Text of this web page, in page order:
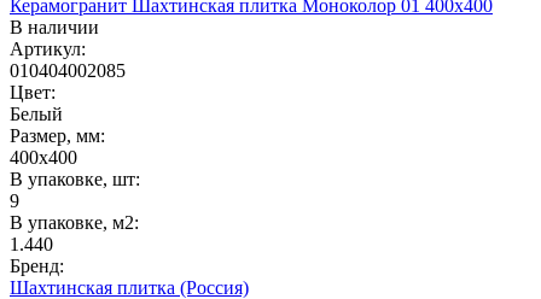
Керамогранит Шахтинская плитка Моноколор 01 400х400
В наличии
Артикул:
010404002085
Цвет:
Белый
Размер, мм:
400x400
В упаковке, шт:
9
В упаковке, м2:
1.440
Бренд:
Шахтинская плитка (Россия)